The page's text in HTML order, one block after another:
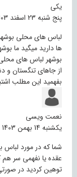
یکی
پنج شنبه 23 اسفند 1403
لباس های محلی
ها دارید میگید ما
بوشهر لباس های
از جاهای تنگستان و
بفهمید این مطلب
نعمت ویسی
یکشنبه 14 بهمن 1403
شما که در مورد
عقده یا نفهمی سر
توهین کردید در